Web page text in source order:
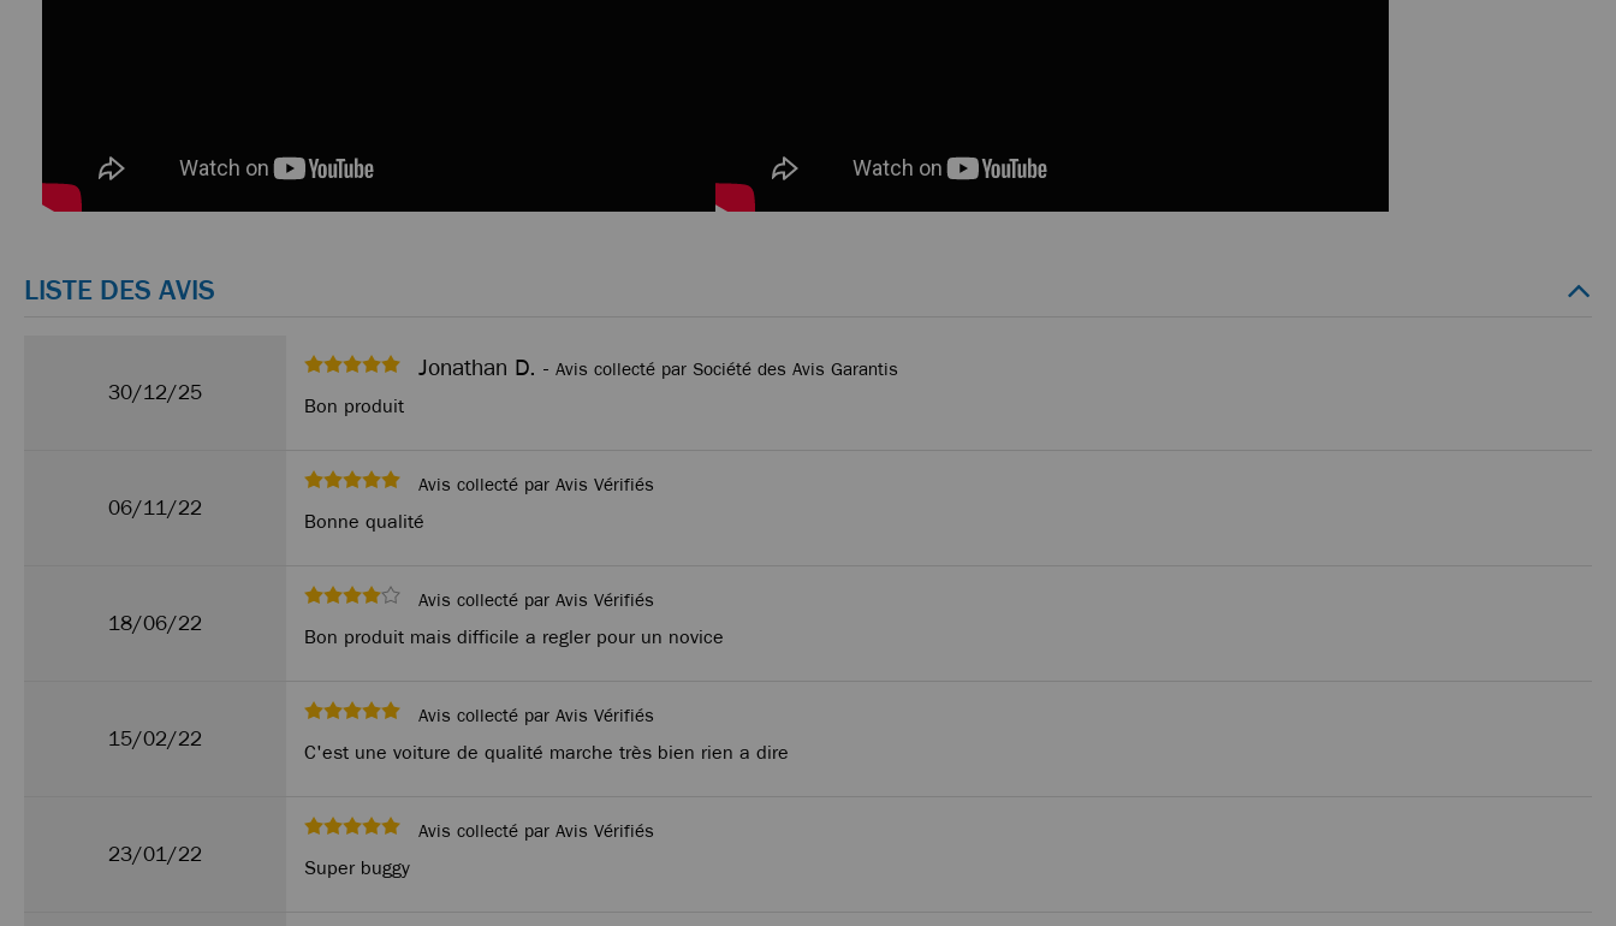
LISTE DES AVIS
30/12/25
Jonathan D. - Avis collecté par Société des Avis Garantis
Bon produit
06/11/22
Avis collecté par Avis Vérifiés
Bonne qualité
18/06/22
Avis collecté par Avis Vérifiés
Bon produit mais difficile a regler pour un novice
15/02/22
Avis collecté par Avis Vérifiés
C'est une voiture de qualité marche très bien rien a dire
23/01/22
Avis collecté par Avis Vérifiés
Super buggy